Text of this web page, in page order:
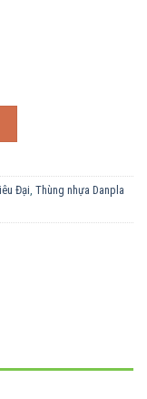
số
Đại, Thùng nhựa Danpla